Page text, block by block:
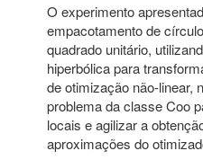
O experimento
empacotamento de
quadrado unitário,
hiperbólica para
de otimização não-linear,
problema da classe Coo
locais e agilizar a
aproximações do